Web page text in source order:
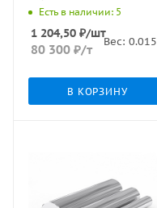
Есть в наличии: 5
1 204,50 ₽/шт
80 300 ₽/т
Вес: 0.015
В КОРЗИНУ